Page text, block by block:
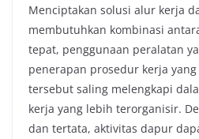
Menciptakan solusi alur kerja
membutuhkan kombinasi
tepat, penggunaan peralatan
penerapan prosedur kerja
tersebut saling melengkapi
kerja yang lebih terorganisir.
dan tertata, aktivitas dapur